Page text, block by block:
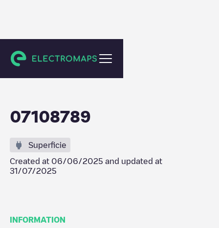
Zeewolde
07108789
Superficie
Created at 06/06/2025 and updated at
31/07/2025
INFORMATION